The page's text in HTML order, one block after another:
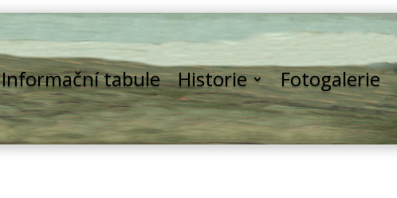
Informační tabule Historie Fotogalerie